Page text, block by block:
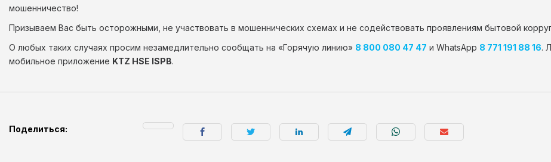
мошенничество!
Призываем Вас быть осторожными, не участвовать в мошеннических схемах и не содействовать проявлениям бытовой
О любых таких случаях просим незамедлительно сообщать на «Горячую линию» 8 800 080 47 47 и WhatsApp 8 771 191 88 16.
мобильное приложение KTZ HSE ISPB.
Поделиться: